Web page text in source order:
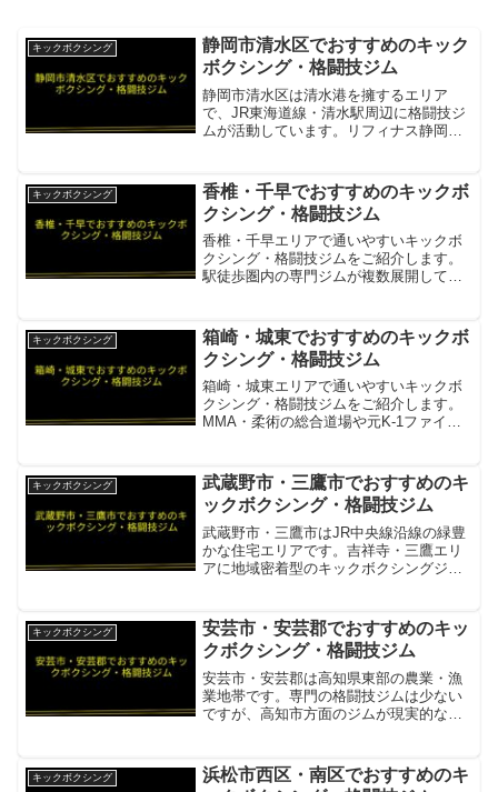
キックボクシング
静岡市清水区でおすすめのキック
ボクシング・格闘技ジム
静岡市清水区は清水港を擁するエリア
で、JR東海道線・清水駅周辺に格闘技ジ
ムが活動しています。リフィナス静岡清
所在地／最寄駅静岡市葵区営業時間・定
休日平日11:00-22...
キックボクシング
香椎・千早でおすすめのキックボ
クシング・格闘技ジム
香椎・千早エリアで通いやすいキックボ
クシング・格闘技ジムをご紹介します。
駅徒歩圏内の専門ジムが複数展開してい
ェーン・男女・初心者対応項目内容所在
地／最寄駅...
キックボクシング
箱崎・城東でおすすめのキックボ
クシング・格闘技ジム
箱崎・城東エリアで通いやすいキックボ
クシング・格闘技ジムをご紹介します。
MMA・柔術の総合道場や元K-1ファイタ
ク・柔術の総合格闘技ジム・競技志向に
も対応項目内容所在...
キックボクシング
武蔵野市・三鷹市でおすすめのキ
ックボクシング・格闘技ジム
武蔵野市・三鷹市はJR中央線沿線の緑豊
かな住宅エリアです。吉祥寺・三鷹エリ
アに地域密着型のキックボクシングジム
王線・中央線で通えるキックボクシング
ジム項目内容所在地／...
キックボクシング
安芸市・安芸郡でおすすめのキッ
クボクシング・格闘技ジム
安芸市・安芸郡は高知県東部の農業・漁
業地帯です。専門の格闘技ジムは少ない
ですが、高知市方面のジムが現実的な選
MMA・キックボクシング・柔術を網羅す
るトライフォース系...
キックボクシング
浜松市西区・南区でおすすめのキ